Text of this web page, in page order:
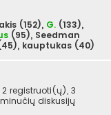
(152), G. (133),
(95), Seedman
kauptukas (40)
registruoti(ų), 3
diskusijų